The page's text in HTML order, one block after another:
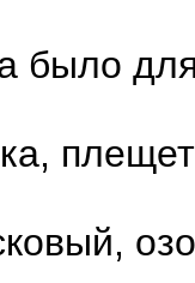
было